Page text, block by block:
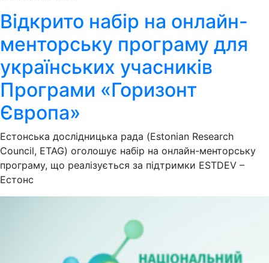
Відкрито набір на онлайн-
менторську програму для
українських учасників
Програми «Горизонт
Європа»
Естонська дослідницька рада (Estonian Research
Council, ETAG) оголошує набір на онлайн-менторську
програму, що реалізується за підтримки ESTDEV –
Естонс